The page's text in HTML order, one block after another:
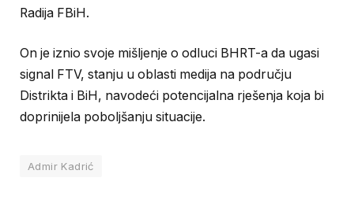
Radija FBiH.
On je iznio svoje mišljenje o odluci BHRT-a da ugasi
signal FTV, stanju u oblasti medija na području
Distrikta i BiH, navodeći potencijalna rješenja koja bi
doprinijela poboljšanju situacije.
Admir Kadrić